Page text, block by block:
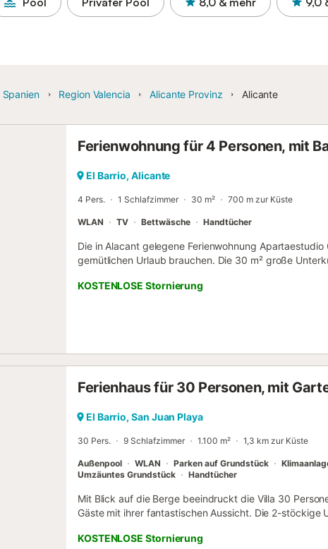
Spanien Region Valencia Alicante Provinz Alicante
Ferienwohnung für 4 Personen, mit
El Barrio, Alicante
4 Pers. 1 Schlafzimmer 30 m² 700 m zur Küste
WLAN TV Bettwäsche Handtücher
Die in Alacant gelegene Ferienwohnung
gemütlichen Urlaub brauchen. Die 30 m² große
Ausstattung gehören außerdem Wi-Fi, ein TV sowie
nicht über: Klimaanlage. Das Gebäude, in dem sich
Dieses Ferienhaus verfügt über einen privaten
2 Haustiere sind erlaubt. Rauchen und das Feiern
auf die anderen Bewohner zu nehmen, sind Partys
KOSTENLOSE Stornierung
Ferienhaus für 30 Personen, mit
El Barrio, San Juan Playa
30 Pers. 9 Schlafzimmer 1.100 m² 1,3 km zur Küste
Außenpool WLAN Parken auf Grundstück
Umzäuntes Grundstück
Handtücher
Mit Blick auf die Berge beeindruckt die Villa 30
Gäste mit ihrer fantastischen Aussicht. Die 2-stöckige
Ausstattung gehören außerdem WLAN, ein Smart TV
KOSTENLOSE Stornierung